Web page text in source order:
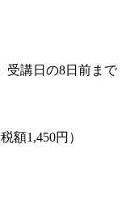
受講日の8日前まで
額1,450円）